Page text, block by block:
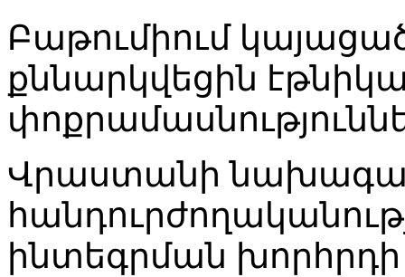
Բաթումիում
քննարկվեցին
Վրաստանի
ինտեգրման խորհրդի